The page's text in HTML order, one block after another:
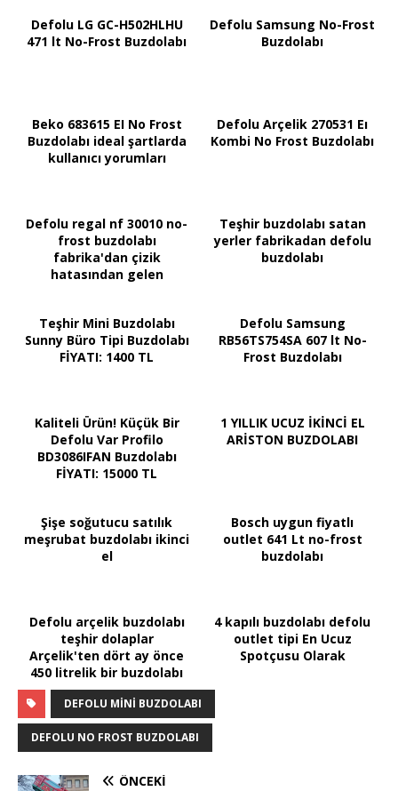
Defolu LG GC-H502HLHU
471 lt No-Frost Buzdolabı
Defolu Samsung No-Frost
Buzdolabı
Beko 683615 EI No Frost
Buzdolabı ideal şartlarda
kullanıcı yorumları
Defolu Arçelik 270531 Eı
Kombi No Frost Buzdolabı
Defolu regal nf 30010 no-
frost buzdolabı
fabrika'dan çizik
hatasından gelen
Teşhir buzdolabı satan
yerler fabrikadan defolu
buzdolabı
Teşhir Mini Buzdolabı
Sunny Büro Tipi Buzdolabı
FİYATI: 1400 TL
Defolu Samsung
RB56TS754SA 607 lt No-
Frost Buzdolabı
Kaliteli Ürün! Küçük Bir
Defolu Var Profilo
BD3086IFAN Buzdolabı
FİYATI: 15000 TL
1 YILLIK UCUZ İKİNCİ EL
ARİSTON BUZDOLABI
Şişe soğutucu satılık
meşrubat buzdolabı ikinci
el
Bosch uygun fiyatlı
outlet 641 Lt no-frost
buzdolabı
Defolu arçelik buzdolabı
teşhir dolaplar
Arçelik'ten dört ay önce
450 litrelik bir buzdolabı
4 kapılı buzdolabı defolu
outlet tipi En Ucuz
Spotçusu Olarak
DEFOLU MINI BUZDOLABI
DEFOLU NO FROST BUZDOLABI
ÖNCEKI